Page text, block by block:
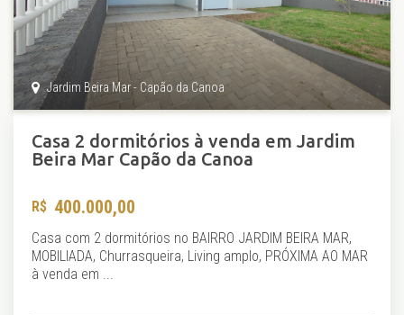
Jardim Beira Mar - Capão da Canoa
Casa 2 dormitórios à venda em Jardim
Beira Mar Capão da Canoa
400.000,00
Casa com 2 dormitórios no BAIRRO JARDIM BEIRA MAR,
MOBILIADA, Churrasqueira, Living amplo, PRÓXIMA AO MAR
à venda em ...